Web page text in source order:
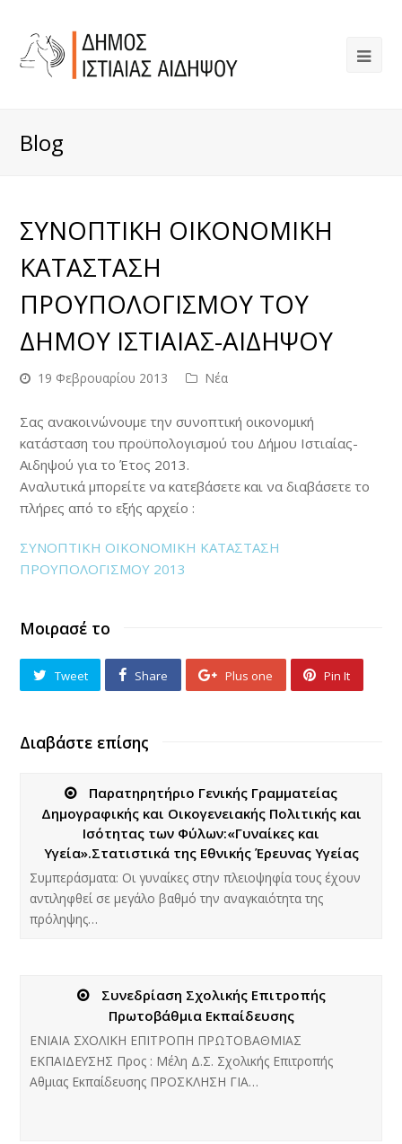
Blog
ΣΥΝΟΠΤΙΚΗ ΟΙΚΟΝΟΜΙΚΗ
ΚΑΤΑΣΤΑΣΗ
ΠΡΟΥΠΟΛΟΓΙΣΜΟΥ ΤΟΥ
ΔΗΜΟΥ ΙΣΤΙΑΙΑΣ-ΑΙΔΗΨΟΥ
19 Φεβρουαρίου 2013 Νέα
Σας ανακοινώνουμε την συνοπτική οικονομική
κατάσταση του προϋπολογισμού του Δήμου Ιστιαίας-
Αιδηψού για το Έτος 2013.
Αναλυτικά μπορείτε να κατεβάσετε και να διαβάσετε το
πλήρες από το εξής αρχείο :
ΣΥΝΟΠΤΙΚΗ ΟΙΚΟΝΟΜΙΚΗ ΚΑΤΑΣΤΑΣΗ
ΠΡΟΥΠΟΛΟΓΙΣΜΟΥ 2013
Μοιρασέ το
Tweet Share Plus one Pin It
Διαβάστε επίσης
Παρατηρητήριο Γενικής Γραμματείας
Δημογραφικής και Οικογενειακής Πολιτικής και
Ισότητας των Φύλων:«Γυναίκες και
Υγεία».Στατιστικά της Εθνικής Έρευνας Υγείας
Συμπεράσματα: Οι γυναίκες στην πλειοψηφία τους έχουν
αντιληφθεί σε μεγάλο βαθμό την αναγκαιότητα της
πρόληψης…
Συνεδρίαση Σχολικής Επιτροπής
Πρωτοβάθμια Εκπαίδευσης
ΕΝΙΑΙΑ ΣΧΟΛΙΚΗ ΕΠΙΤΡΟΠΗ ΠΡΩΤΟΒΑΘΜΙΑΣ
ΕΚΠΑΙΔΕΥΣΗΣ Προς : Μέλη Δ.Σ. Σχολικής Επιτροπής
Αθμιας Εκπαίδευσης ΠΡΟΣΚΛΗΣΗ ΓΙΑ…